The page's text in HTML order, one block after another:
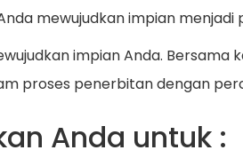
mewujudkan impian menjadi
impian Anda. Bersama
proses penerbitan dengan
Anda untuk :